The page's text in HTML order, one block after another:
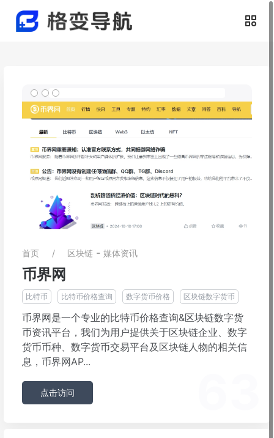
首页 区块链 - 媒体资讯
币界网
比特币 比特币价格查询 数字货币价格 区块链数字货币
币界网是一个专业的比特币价格查询&区块链数字货
币资讯平台，我们为用户提供关于区块链企业、数字
货币币种、数字货币交易平台及区块链人物的相关信
息，币界网AP...
点击访问